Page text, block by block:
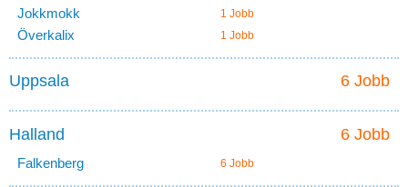
Jokkmokk 1 Jobb
Överkalix 1 Jobb
6 Jobb
Uppsala
6 Jobb
Halland
Falkenberg 6 Jobb